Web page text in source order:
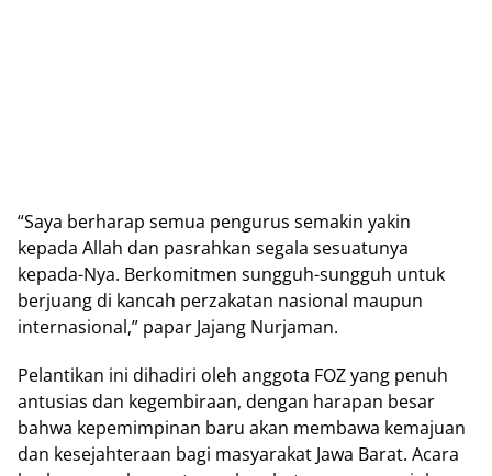
“Saya berharap semua pengurus semakin yakin
kepada Allah dan pasrahkan segala sesuatunya
kepada-Nya. Berkomitmen sungguh-sungguh untuk
berjuang di kancah perzakatan nasional maupun
internasional,” papar Jajang Nurjaman.
Pelantikan ini dihadiri oleh anggota FOZ yang penuh
antusias dan kegembiraan, dengan harapan besar
bahwa kepemimpinan baru akan membawa kemajuan
dan kesejahteraan bagi masyarakat Jawa Barat. Acara